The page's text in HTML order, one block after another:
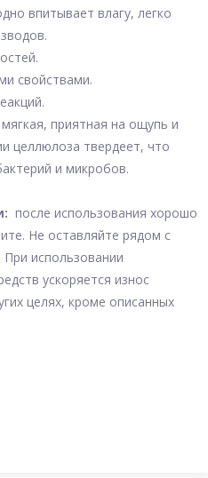
впитывает влагу, легко
свойствами.
приятная на ощупь и
целлюлоза твердеет, что
и микробов.
после использования хорошо
Не оставляйте рядом с
использовании
ускоряется износ
целях, кроме описанных